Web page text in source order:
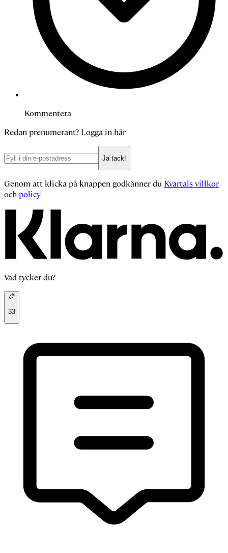
Kommentera
Redan prenumerant? Logga in här
Ja tack!
Genom att klicka på knappen godkänner du Kvartals villkor
och policy
Vad tycker du?
33